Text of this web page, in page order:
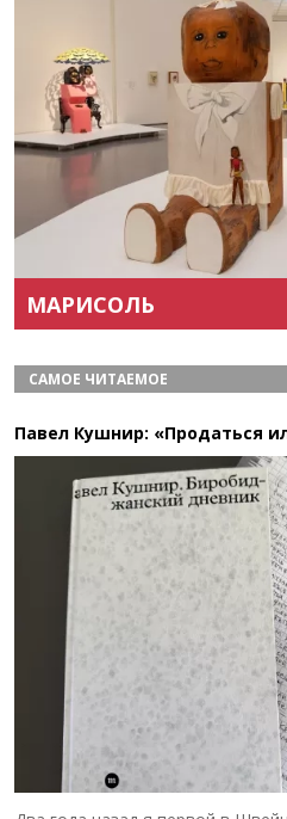
МАРИСОЛЬ
САМОЕ ЧИТАЕМОЕ
Павел Кушнир: «Продаться